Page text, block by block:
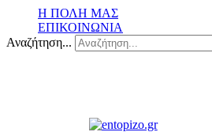
Η ΠΟΛΗ ΜΑΣ
ΕΠΙΚΟΙΝΩΝΙΑ
Αναζήτηση...